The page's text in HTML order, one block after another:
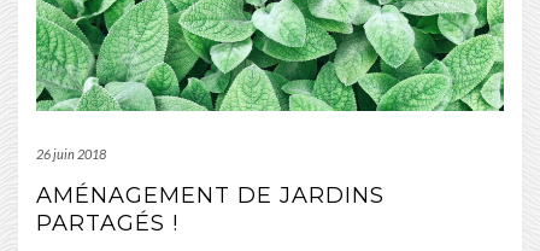
26 juin 2018
AMÉNAGEMENT DE JARDINS
PARTAGÉS !